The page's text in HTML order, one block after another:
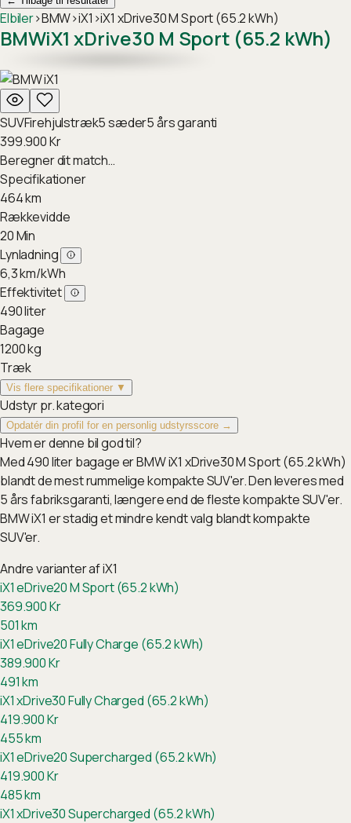
Elbiler›BMW›iX1 ›iX1 xDrive30 M Sport (65.2 kWh)
BMWiX1 xDrive30 M Sport (65.2 kWh)
SUVFirehjulstræk5sæder5års garanti
399.900Kr
Beregner dit match…
Specifikationer
464km
Rækkevidde
20Min
Lynladning
6,3km/kWh
Effektivitet
490liter
Bagage
1200kg
Træk
Vis flere specifikationer ▼
Udstyr pr. kategori
Opdatér din profil for en personlig udstyrsscore →
Hvem er denne bil god til?
Med 490 liter bagage er BMW iX1 xDrive30 M Sport (65.2 kWh)
blandt de mest rummelige kompakte SUV'er. Den leveres med
5 års fabriksgaranti, længere end de fleste kompakte SUV'er.
BMW iX1 er stadig et mindre kendt valg blandt kompakte
SUV'er.
Andre varianter afiX1
iX1 eDrive20 M Sport (65.2 kWh)
369.900Kr
501km
iX1 eDrive20 Fully Charge (65.2 kWh)
389.900Kr
491km
iX1 xDrive30 Fully Charged (65.2 kWh)
419.900Kr
455km
iX1 eDrive20 Supercharged (65.2 kWh)
419.900Kr
485km
iX1 xDrive30 Supercharged (65.2 kWh)